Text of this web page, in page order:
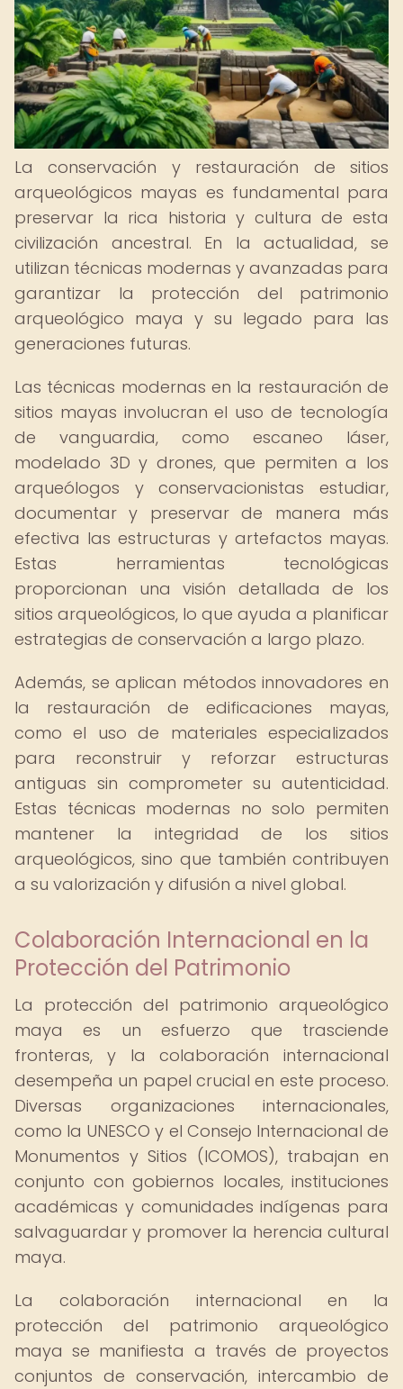
La conservación y restauración de sitios
arqueológicos mayas es fundamental para
preservar la rica historia y cultura de esta
civilización ancestral. En la actualidad, se
utilizan técnicas modernas y avanzadas para
garantizar la protección del patrimonio
arqueológico maya y su legado para las
generaciones futuras.
Las técnicas modernas en la restauración de
sitios mayas involucran el uso de tecnología
de vanguardia, como escaneo láser,
modelado 3D y drones, que permiten a los
arqueólogos y conservacionistas estudiar,
documentar y preservar de manera más
efectiva las estructuras y artefactos mayas.
Estas herramientas tecnológicas
proporcionan una visión detallada de los
sitios arqueológicos, lo que ayuda a planificar
estrategias de conservación a largo plazo.
Además, se aplican métodos innovadores en
la restauración de edificaciones mayas,
como el uso de materiales especializados
para reconstruir y reforzar estructuras
antiguas sin comprometer su autenticidad.
Estas técnicas modernas no solo permiten
mantener la integridad de los sitios
arqueológicos, sino que también contribuyen
a su valorización y difusión a nivel global.
Colaboración Internacional en la
Protección del Patrimonio
La protección del patrimonio arqueológico
maya es un esfuerzo que trasciende
fronteras, y la colaboración internacional
desempeña un papel crucial en este proceso.
Diversas organizaciones internacionales,
como la UNESCO y el Consejo Internacional de
Monumentos y Sitios (ICOMOS), trabajan en
conjunto con gobiernos locales, instituciones
académicas y comunidades indígenas para
salvaguardar y promover la herencia cultural
maya.
La colaboración internacional en la
protección del patrimonio arqueológico
maya se manifiesta a través de proyectos
conjuntos de conservación, intercambio de